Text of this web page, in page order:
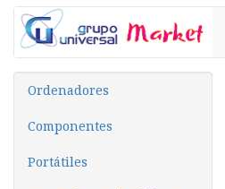
Ordenadores
Componentes
Portátiles